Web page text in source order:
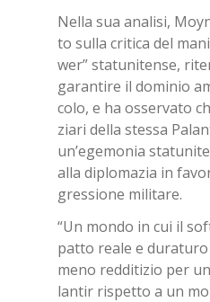
Nel­la sua ana­li­si,
to sul­la cri­ti­ca del
wer” sta­tu­ni­ten­se,
ga­ran­ti­re il do­mi­nio
co­lo, e ha os­ser­va­to
zia­ri del­la stes­sa
un’e­ge­mo­nia
alla di­plo­ma­zia in
gres­sio­ne mi­li­ta­re.
“Un mon­do in cui il
pat­to rea­le e
meno red­di­ti­zio per
lan­tir ri­spet­to a un